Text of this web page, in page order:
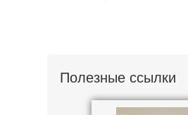
Полезные ссылки